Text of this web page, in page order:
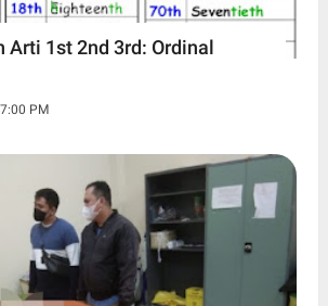
Arti 1st 2nd 3rd: Ordinal
PM